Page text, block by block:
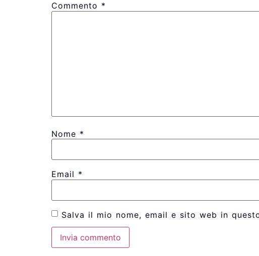
Commento *
Nome *
Email *
Salva il mio nome, email e sito web in